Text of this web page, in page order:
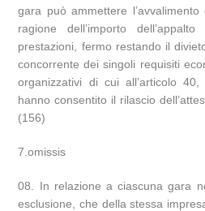
gara può ammettere
ragione dell’importo
prestazioni, fermo restando il
concorrente dei singoli requisiti
organizzativi di cui all’articolo
hanno consentito il rilascio
(156)
7.omissis
In relazione a ciascuna gara
esclusione, che della stessa